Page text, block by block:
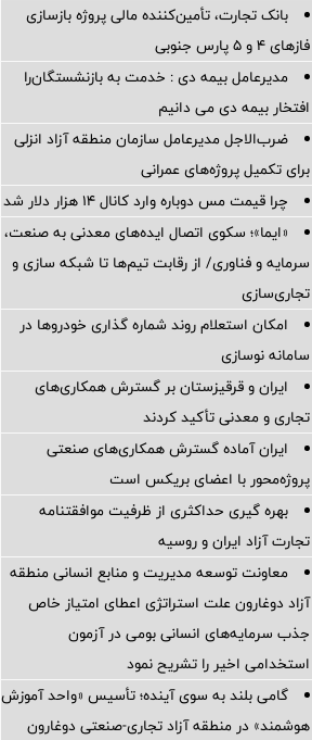
بانک تجارت، تأمین‌کننده مالی پروژه بازسازی
فازهای ۴ و ۵ پارس جنوبی
مدیرعامل بیمه دی : خدمت به بازنشستگان‌را
افتخار بیمه دی می دانیم
ضرب‌الاجل مدیرعامل سازمان منطقه آزاد انزلی
برای تكمیل پروژه‌های عمرانی
چرا قیمت مس دوباره وارد کانال ۱۴ هزار دلار شد
«ایما»؛ سکوی اتصال ایده‌های معدنی به صنعت،
سرمایه و فناوری/ از رقابت تیم‌ها تا شبکه سازی و
تجاری‌سازی
امکان استعلام روند شماره گذاری خودروها در
سامانه نوسازی
ایران و قرقیزستان بر گسترش همکاری‌های
تجاری و معدنی تأکید کردند
ایران آماده گسترش همکاری‌های صنعتی
پروژه‌محور با اعضای بریکس است
بهره گیری حداکثری از ظرفیت موافقتنامه
تجارت آزاد ایران و روسیه
معاونت توسعه مدیریت و منابع انسانی منطقه
آزاد دوغارون علت استراتژی اعطای امتیاز خاص
جذب سرمایه‌های انسانی بومی در آزمون
استخدامی اخیر را تشریح نمود
گامی بلند به سوی آینده؛ تأسیس «واحد آموزش
هوشمند» در منطقه آزاد تجاری-صنعتی دوغارون